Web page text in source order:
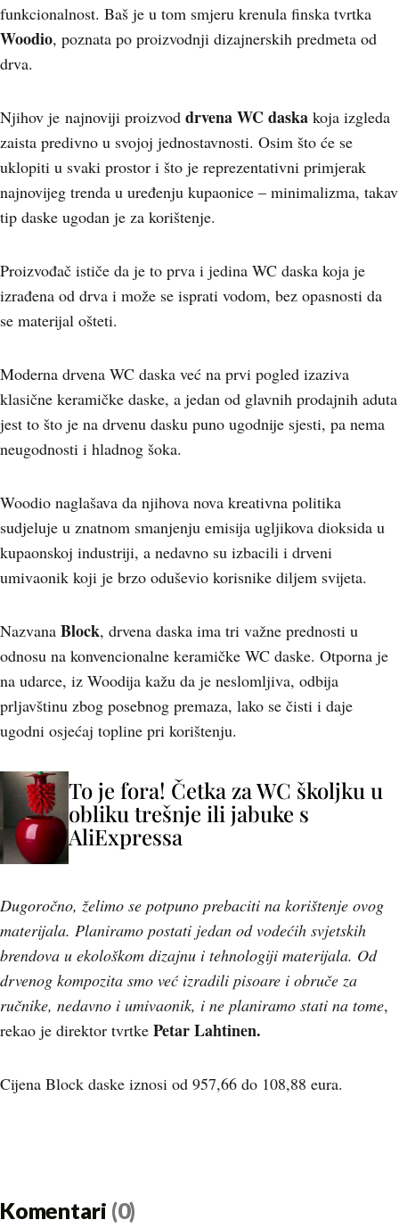
funkcionalnost. Baš je u tom smjeru krenula finska tvrtka
Woodio, poznata po proizvodnji dizajnerskih predmeta od
drva.
Njihov je najnoviji proizvod drvena WC daska koja izgleda
zaista predivno u svojoj jednostavnosti. Osim što će se
uklopiti u svaki prostor i što je reprezentativni primjerak
najnovijeg trenda u uređenju kupaonice – minimalizma, takav
tip daske ugodan je za korištenje.
Proizvođač ističe da je to prva i jedina WC daska koja je
izrađena od drva i može se isprati vodom, bez opasnosti da
se materijal ošteti.
Moderna drvena WC daska već na prvi pogled izaziva
klasične keramičke daske, a jedan od glavnih prodajnih aduta
jest to što je na drvenu dasku puno ugodnije sjesti, pa nema
neugodnosti i hladnog šoka.
Woodio naglašava da njihova nova kreativna politika
sudjeluje u znatnom smanjenju emisija ugljikova dioksida u
kupaonskoj industriji, a nedavno su izbacili i drveni
umivaonik koji je brzo oduševio korisnike diljem svijeta.
Nazvana Block, drvena daska ima tri važne prednosti u
odnosu na konvencionalne keramičke WC daske. Otporna je
na udarce, iz Woodija kažu da je neslomljiva, odbija
prljavštinu zbog posebnog premaza, lako se čisti i daje
ugodni osjećaj topline pri korištenju.
To je fora! Četka za WC školjku u
obliku trešnje ili jabuke s
AliExpressa
Dugoročno, želimo se potpuno prebaciti na korištenje ovog
materijala. Planiramo postati jedan od vodećih svjetskih
brendova u ekološkom dizajnu i tehnologiji materijala. Od
drvenog kompozita smo već izradili pisoare i obruče za
ručnike, nedavno i umivaonik, i ne planiramo stati na tome,
rekao je direktor tvrtke Petar Lahtinen.
Cijena Block daske iznosi od 957,66 do 108,88 eura.
Komentari (0)